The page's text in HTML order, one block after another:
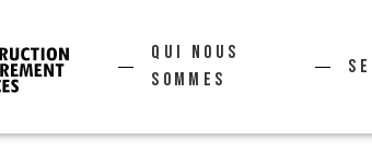
Qui nous
sommes